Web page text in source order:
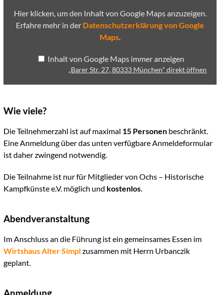
Maps
anzeigen
Hier klicken, um den Inhalt von Google Maps anzuzeigen.
Erfahre mehr in der Datenschutzerklärung von Google
Maps.
Inhalt von Google Maps immer anzeigen
„Barer Str. 27, 80333 München“ direkt öffnen
Wie viele?
Die Teilnehmerzahl ist auf maximal 15 Personen beschränkt.
Eine Anmeldung über das unten verfügbare Anmeldeformular
ist daher zwingend notwendig.
Die Teilnahme ist nur für Mitglieder von Ochs – Historische
Kampfkünste e.V. möglich und kostenlos.
Abendveranstaltung
Im Anschluss an die Führung ist ein gemeinsames Essen im
Wirtshaus Alter Simplzusammen mit Herrn Urbanczik
geplant.